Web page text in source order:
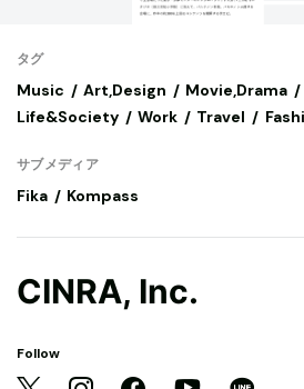
タグ
Music Art,Design Movie,Drama
Life&Society
Work Travel
サブメディア
Fika Kompass
CINRA, Inc.
Follow